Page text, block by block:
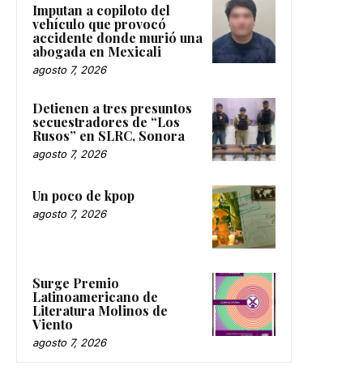
Imputan a copiloto del
vehículo que provocó
accidente donde murió una
abogada en Mexicali
agosto 7, 2026
Detienen a tres presuntos
secuestradores de “Los
Rusos” en SLRC, Sonora
agosto 7, 2026
Un poco de kpop
agosto 7, 2026
Surge Premio
Latinoamericano de
Literatura Molinos de
Viento
agosto 7, 2026